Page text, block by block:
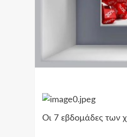
Οι 7 εβδομάδες των